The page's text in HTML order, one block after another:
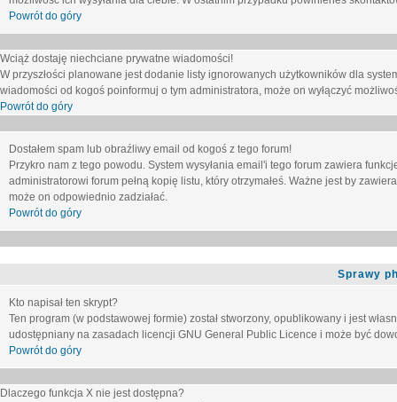
Powrót do góry
Wciąż dostaję niechciane prywatne wiadomości!
W przyszłości planowane jest dodanie listy ignorowanych użytkowników dla
wiadomości od kogoś poinformuj o tym administratora, może on wyłączyć
Powrót do góry
Dostałem spam lub obraźliwy email od kogoś z tego forum!
Przykro nam z tego powodu. System wysyłania email'i tego forum zawiera
administratorowi forum pełną kopię listu, który otrzymałeś. Ważne jest by
może on odpowiednio zadziałać.
Powrót do góry
Sprawy
Kto napisał ten skrypt?
Ten program (w podstawowej formie) został stworzony, opublikowany i jest
udostępniany na zasadach licencji GNU General Public Licence i może być
Powrót do góry
Dlaczego funkcja X nie jest dostępna?